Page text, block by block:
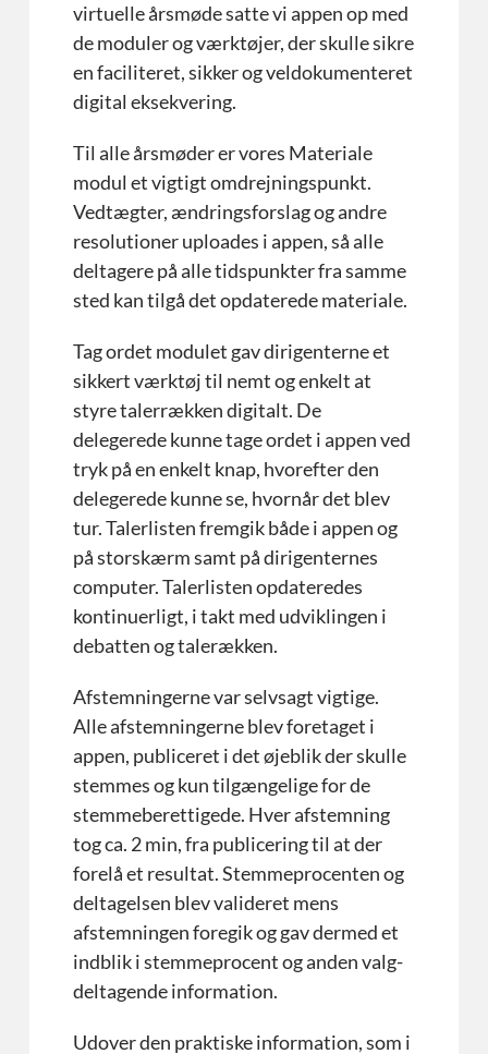
virtuelle årsmøde satte vi appen op med
de moduler og værktøjer, der skulle sikre
en faciliteret, sikker og veldokumenteret
digital eksekvering.
Til alle årsmøder er vores Materiale
modul et vigtigt omdrejningspunkt.
Vedtægter, ændringsforslag og andre
resolutioner uploades i appen, så alle
deltagere på alle tidspunkter fra samme
sted kan tilgå det opdaterede materiale.
Tag ordet modulet gav dirigenterne et
sikkert værktøj til nemt og enkelt at
styre talerrækken digitalt. De
delegerede kunne tage ordet i appen ved
tryk på en enkelt knap, hvorefter den
delegerede kunne se, hvornår det blev
tur. Talerlisten fremgik både i appen og
på storskærm samt på dirigenternes
computer. Talerlisten opdateredes
kontinuerligt, i takt med udviklingen i
debatten og talerækken.
Afstemningerne var selvsagt vigtige.
Alle afstemningerne blev foretaget i
appen, publiceret i det øjeblik der skulle
stemmes og kun tilgængelige for de
stemmeberettigede. Hver afstemning
tog ca. 2 min, fra publicering til at der
forelå et resultat. Stemmeprocenten og
deltagelsen blev valideret mens
afstemningen foregik og gav dermed et
indblik i stemmeprocent og anden valg-
deltagende information.
Udover den praktiske information, som i